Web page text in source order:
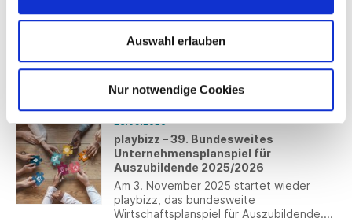
Auswahl erlauben
Nur notwendige Cookies
Checklisten Schülerbetriebspraktikum
neu aufgelegt
SCHULEWIRTSCHAFT Deutschland und
die Bundesagentur für Arbeit haben ihre
Checklisten für ein erfolgreiches
Schülerbetriebspraktikum grundlegend
überarbeitet und aktualisiert. Die
Handreichung richtet sich an alle
Schülerinnen und Schüler, Lehrkräfte,
Eltern sowie Betriebe - und bietet
praxisnahe Empfehlungen für
Vorbereitung, Durchführung und
Nachbereitung von Praktika.
23.09.2025
playbizz – 39. Bundesweites
Unternehmensplanspiel für
Auszubildende 2025/2026
Am 3. November 2025 startet wieder
playbizz, das bundesweite
Wirtschaftsplanspiel für Auszubildende.